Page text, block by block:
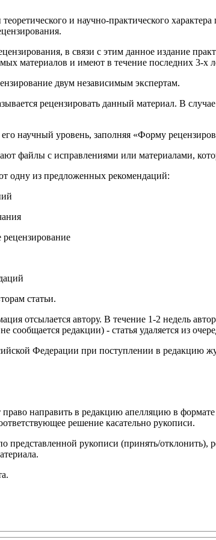
и научно-практического
в связи с этим данное издание
материалов и имеют в течение последних 3-х
двум независимым экспертам.
рецензировать данный материал. В
научный уровень, заполняя «Форму
файлы с исправлениями или материалами,
одну из предложенных рекомендаций:
статьи.
отсылается автору. В течение 1-2 недель
сообщается редакции) - статья удаляется из
Федерации при поступлении в редакцию
направить в редакцию апелляцию в
решение касательно рукописи.
рукописи (принять/отклонить),